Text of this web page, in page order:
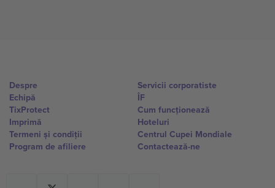
Despre
Echipă
TixProtect
Imprimă
Termeni și condiții
Program de afiliere
Servicii corporatiste
ÎF
Cum funcționează
Hoteluri
Centrul Cupei Mondiale
Contactează-ne